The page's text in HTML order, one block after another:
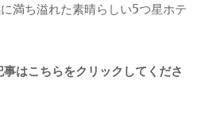
満ち溢れた素晴らしい5つ星ホテ
はこちらをクリックしてくださ